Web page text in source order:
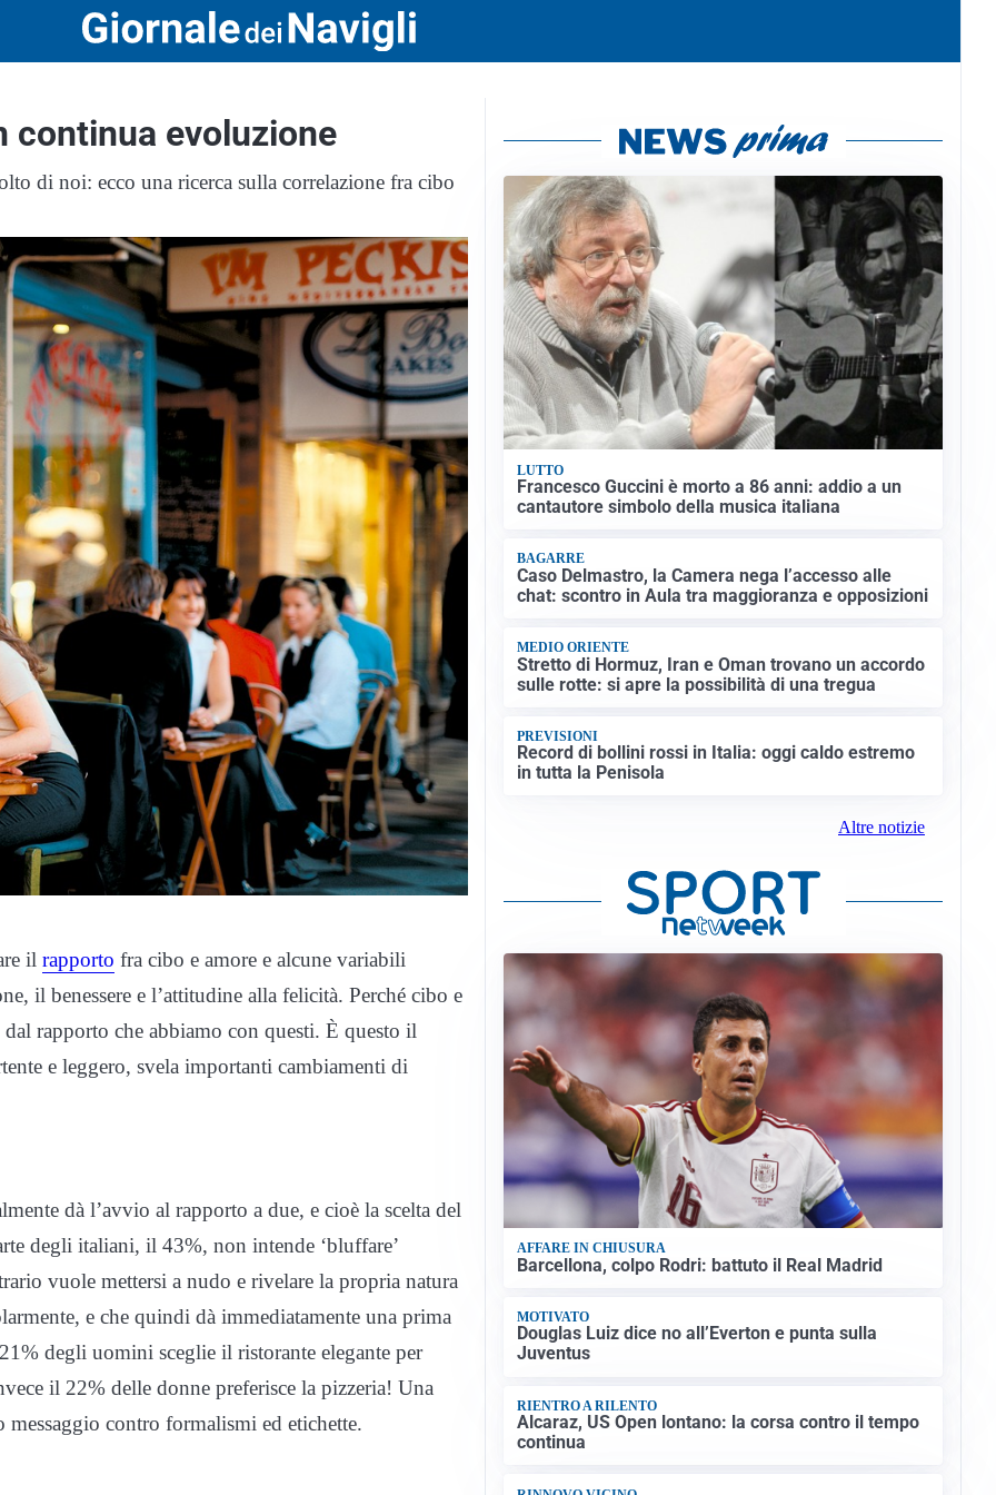
continua evoluzione
di noi: ecco una ricerca sulla correlazione fra cibo
il rapporto fra cibo e amore e alcune variabili
il benessere e l’attitudine alla felicità. Perché cibo e
rapporto che abbiamo con questi. È questo il
e leggero, svela importanti cambiamenti di
dà l’avvio al rapporto a due, e cioè la scelta del
degli italiani, il 43%, non intende ‘bluffare’
vuole mettersi a nudo e rivelare la propria natura
e che quindi dà immediatamente una prima
degli uomini sceglie il ristorante elegante per
il 22% delle donne preferisce la pizzeria! Una
contro formalismi ed etichette.
LUTTO
Francesco Guccini è morto a 86 anni: addio a un
cantautore simbolo della musica italiana
BAGARRE
Caso Delmastro, la Camera nega l’accesso alle
chat: scontro in Aula tra maggioranza e opposizioni
MEDIO ORIENTE
Stretto di Hormuz, Iran e Oman trovano un accordo
sulle rotte: si apre la possibilità di una tregua
PREVISIONI
Record di bollini rossi in Italia: oggi caldo estremo
in tutta la Penisola
Altre notizie
AFFARE IN CHIUSURA
Barcellona, colpo Rodri: battuto il Real Madrid
MOTIVATO
Douglas Luiz dice no all’Everton e punta sulla
Juventus
RIENTRO A RILENTO
Alcaraz, US Open lontano: la corsa contro il tempo
continua